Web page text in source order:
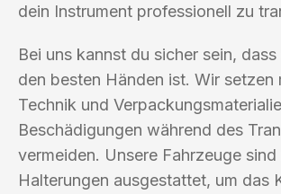
dein Instrument professionell zu
Bei uns kannst du sicher sein,
den besten Händen ist. Wir setzen
Technik und
Beschädigungen während des
vermeiden. Unsere Fahrzeuge
Halterungen ausgestattet, um das